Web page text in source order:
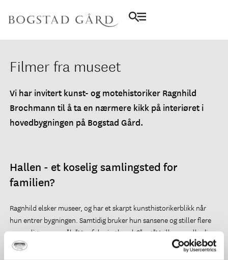
Filmer fra museet
Vi har invitert kunst- og motehistoriker Ragnhild
Brochmann til å ta en nærmere kikk på interiøret i
hovedbygningen på Bogstad Gård.
Hallen - et koselig samlingsted for
familien?
Ragnhild elsker museer, og har et skarpt kunsthistorikerblikk når
hun entrer bygningen. Samtidig bruker hun sansene og stiller flere
personlige spørsmål: "Hva føler jeg her da?" og "Hvilken av alle disse
gjenstandene kunne jeg tenke meg å ha hjemme i stua?"